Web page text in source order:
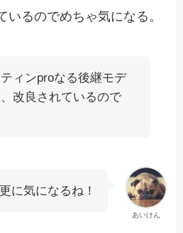
いるのでめちゃ気になる。
ィンproなる後継モデ
改良されているので
あいけん
更に気になるね！